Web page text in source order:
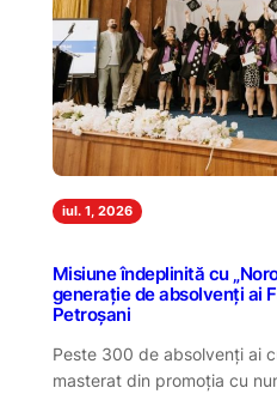
iul. 1, 2026
Misiune îndeplinită cu
generație de absolvenți ai
Petroșani
Peste 300 de absolvenți ai
masterat din promoția cu